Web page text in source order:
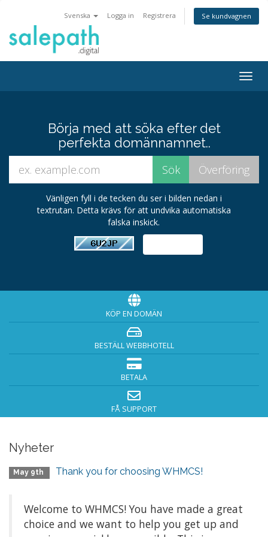
Svenska Logga in Registrera Se kundvagnen
Börja med att söka efter det
perfekta domännamnet..
Vänligen fyll i de tecken du ser i bilden nedan i
textrutan. Detta krävs för att undvika automatiska
falska inskick.
KÖP EN DOMÄN
BESTÄLL WEBBHOTELL
BETALA
FÅ SUPPORT
Nyheter
May 9th Thank you for choosing WHMCS!
Welcome to WHMCS! You have made a great
choice and we want to help you get up and